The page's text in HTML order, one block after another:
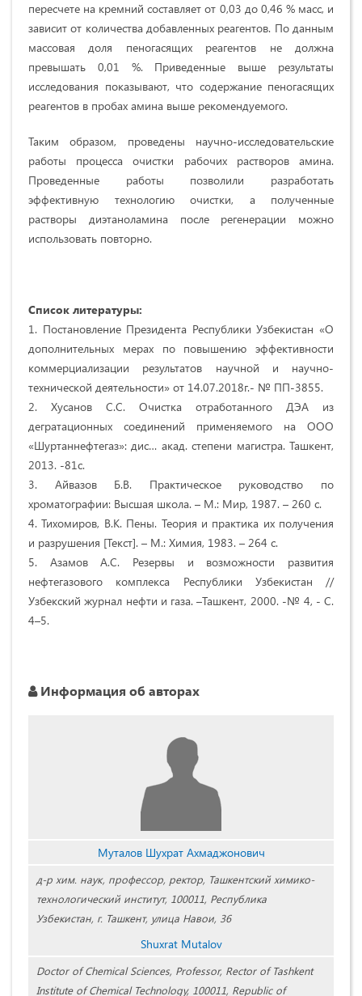
пересчете на кремний составляет от 0,03 до 0,46 % масс, и
зависит от количества добавленных реагентов. По данным
массовая доля пеногасящих реагентов не должна
превышать 0,01 %. Приведенные выше результаты
исследования показывают, что содержание пеногасящих
реагентов в пробах амина выше рекомендуемого.
Таким образом, проведены научно-исследовательские
работы процесса очистки рабочих растворов амина.
Проведенные работы позволили разработать
эффективную технологию очистки, а полученные
растворы диэтаноламина после регенерации можно
использовать повторно.
Список литературы:
1. Постановление Президента Республики Узбекистан «О
дополнительных мерах по повышению эффективности
коммерциализации результатов научной и научно-
технической деятельности» от 14.07.2018г.- № ПП-3855.
2. Хусанов С.С. Очистка отработанного ДЭА из
дегратационных соединений применяемого на ООО
«Шуртаннефтегаз»: дис… акад. степени магистра. Ташкент,
2013. -81с.
3. Айвазов Б.В. Практическое руководство по
хроматографии: Высшая школа. – М.: Мир, 1987. – 260 с.
4. Тихомиров, В.К. Пены. Теория и практика их получения
и разрушения [Текст]. – М.: Химия, 1983. – 264 с.
5. Азамов А.С. Резервы и возможности развития
нефтегазового комплекса Республики Узбекистан //
Узбекский журнал нефти и газа. –Ташкент, 2000. -№ 4, - С.
4–5.
Информация об авторах
Муталов Шухрат Ахмаджонович
д-р хим. наук, профессор, ректор, Ташкентский химико-
технологический институт, 100011, Республика
Узбекистан, г. Ташкент, улица Навои, 36
Shuxrat Mutalov
Doctor of Chemical Sciences, Professor, Rector of Tashkent
Institute of Chemical Technology, 100011, Republic of